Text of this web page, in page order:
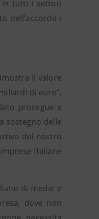
in tutti i settori
dell’accordo i
il valore
di euro”,
prosegue e
sostegno delle
del nostro
italiane
di medie e
dove non